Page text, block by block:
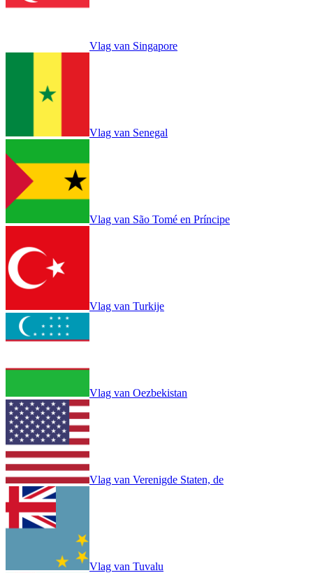
Vlag van Singapore
Vlag van Senegal
Vlag van São Tomé en Príncipe
Vlag van Turkije
Vlag van Oezbekistan
Vlag van Verenigde Staten, de
Vlag van Tuvalu